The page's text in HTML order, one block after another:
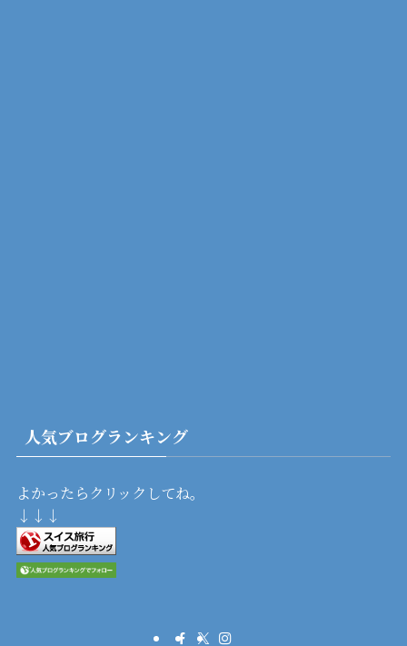
人気ブログランキング
よかったらクリックしてね。
↓↓↓